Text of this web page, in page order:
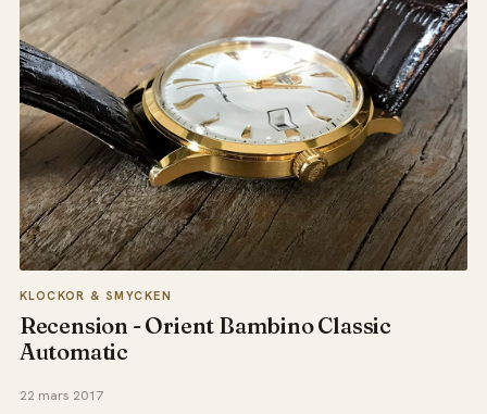
KLOCKOR & SMYCKEN
Recension - Orient Bambino Classic
Automatic
22 mars 2017